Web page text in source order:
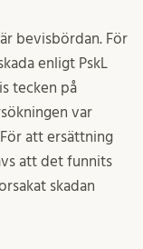
bevisbördan. För
enligt PskL
tecken på
var
att ersättning
att det funnits
skadan